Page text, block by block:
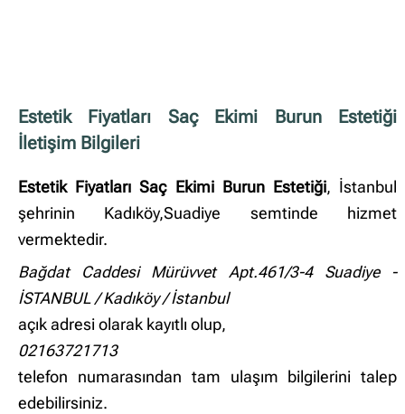
Estetik Fiyatları Saç Ekimi Burun Estetiği
İletişim Bilgileri
Estetik Fiyatları Saç Ekimi Burun Estetiği, İstanbul
şehrinin Kadıköy,Suadiye semtinde hizmet
vermektedir.
Bağdat Caddesi Mürüvvet Apt.461/3-4 Suadiye -
İSTANBUL / Kadıköy / İstanbul
açık adresi olarak kayıtlı olup,
02163721713
telefon numarasından tam ulaşım bilgilerini talep
edebilirsiniz.